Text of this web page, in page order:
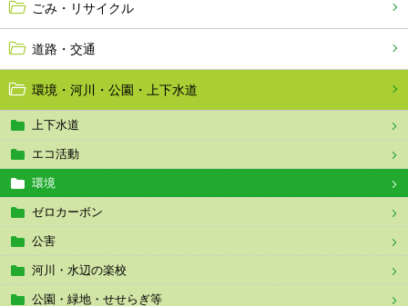
ごみ・リサイクル
道路・交通
環境・河川・公園・上下水道
上下水道
エコ活動
環境
ゼロカーボン
公害
河川・水辺の楽校
公園・緑地・せせらぎ等